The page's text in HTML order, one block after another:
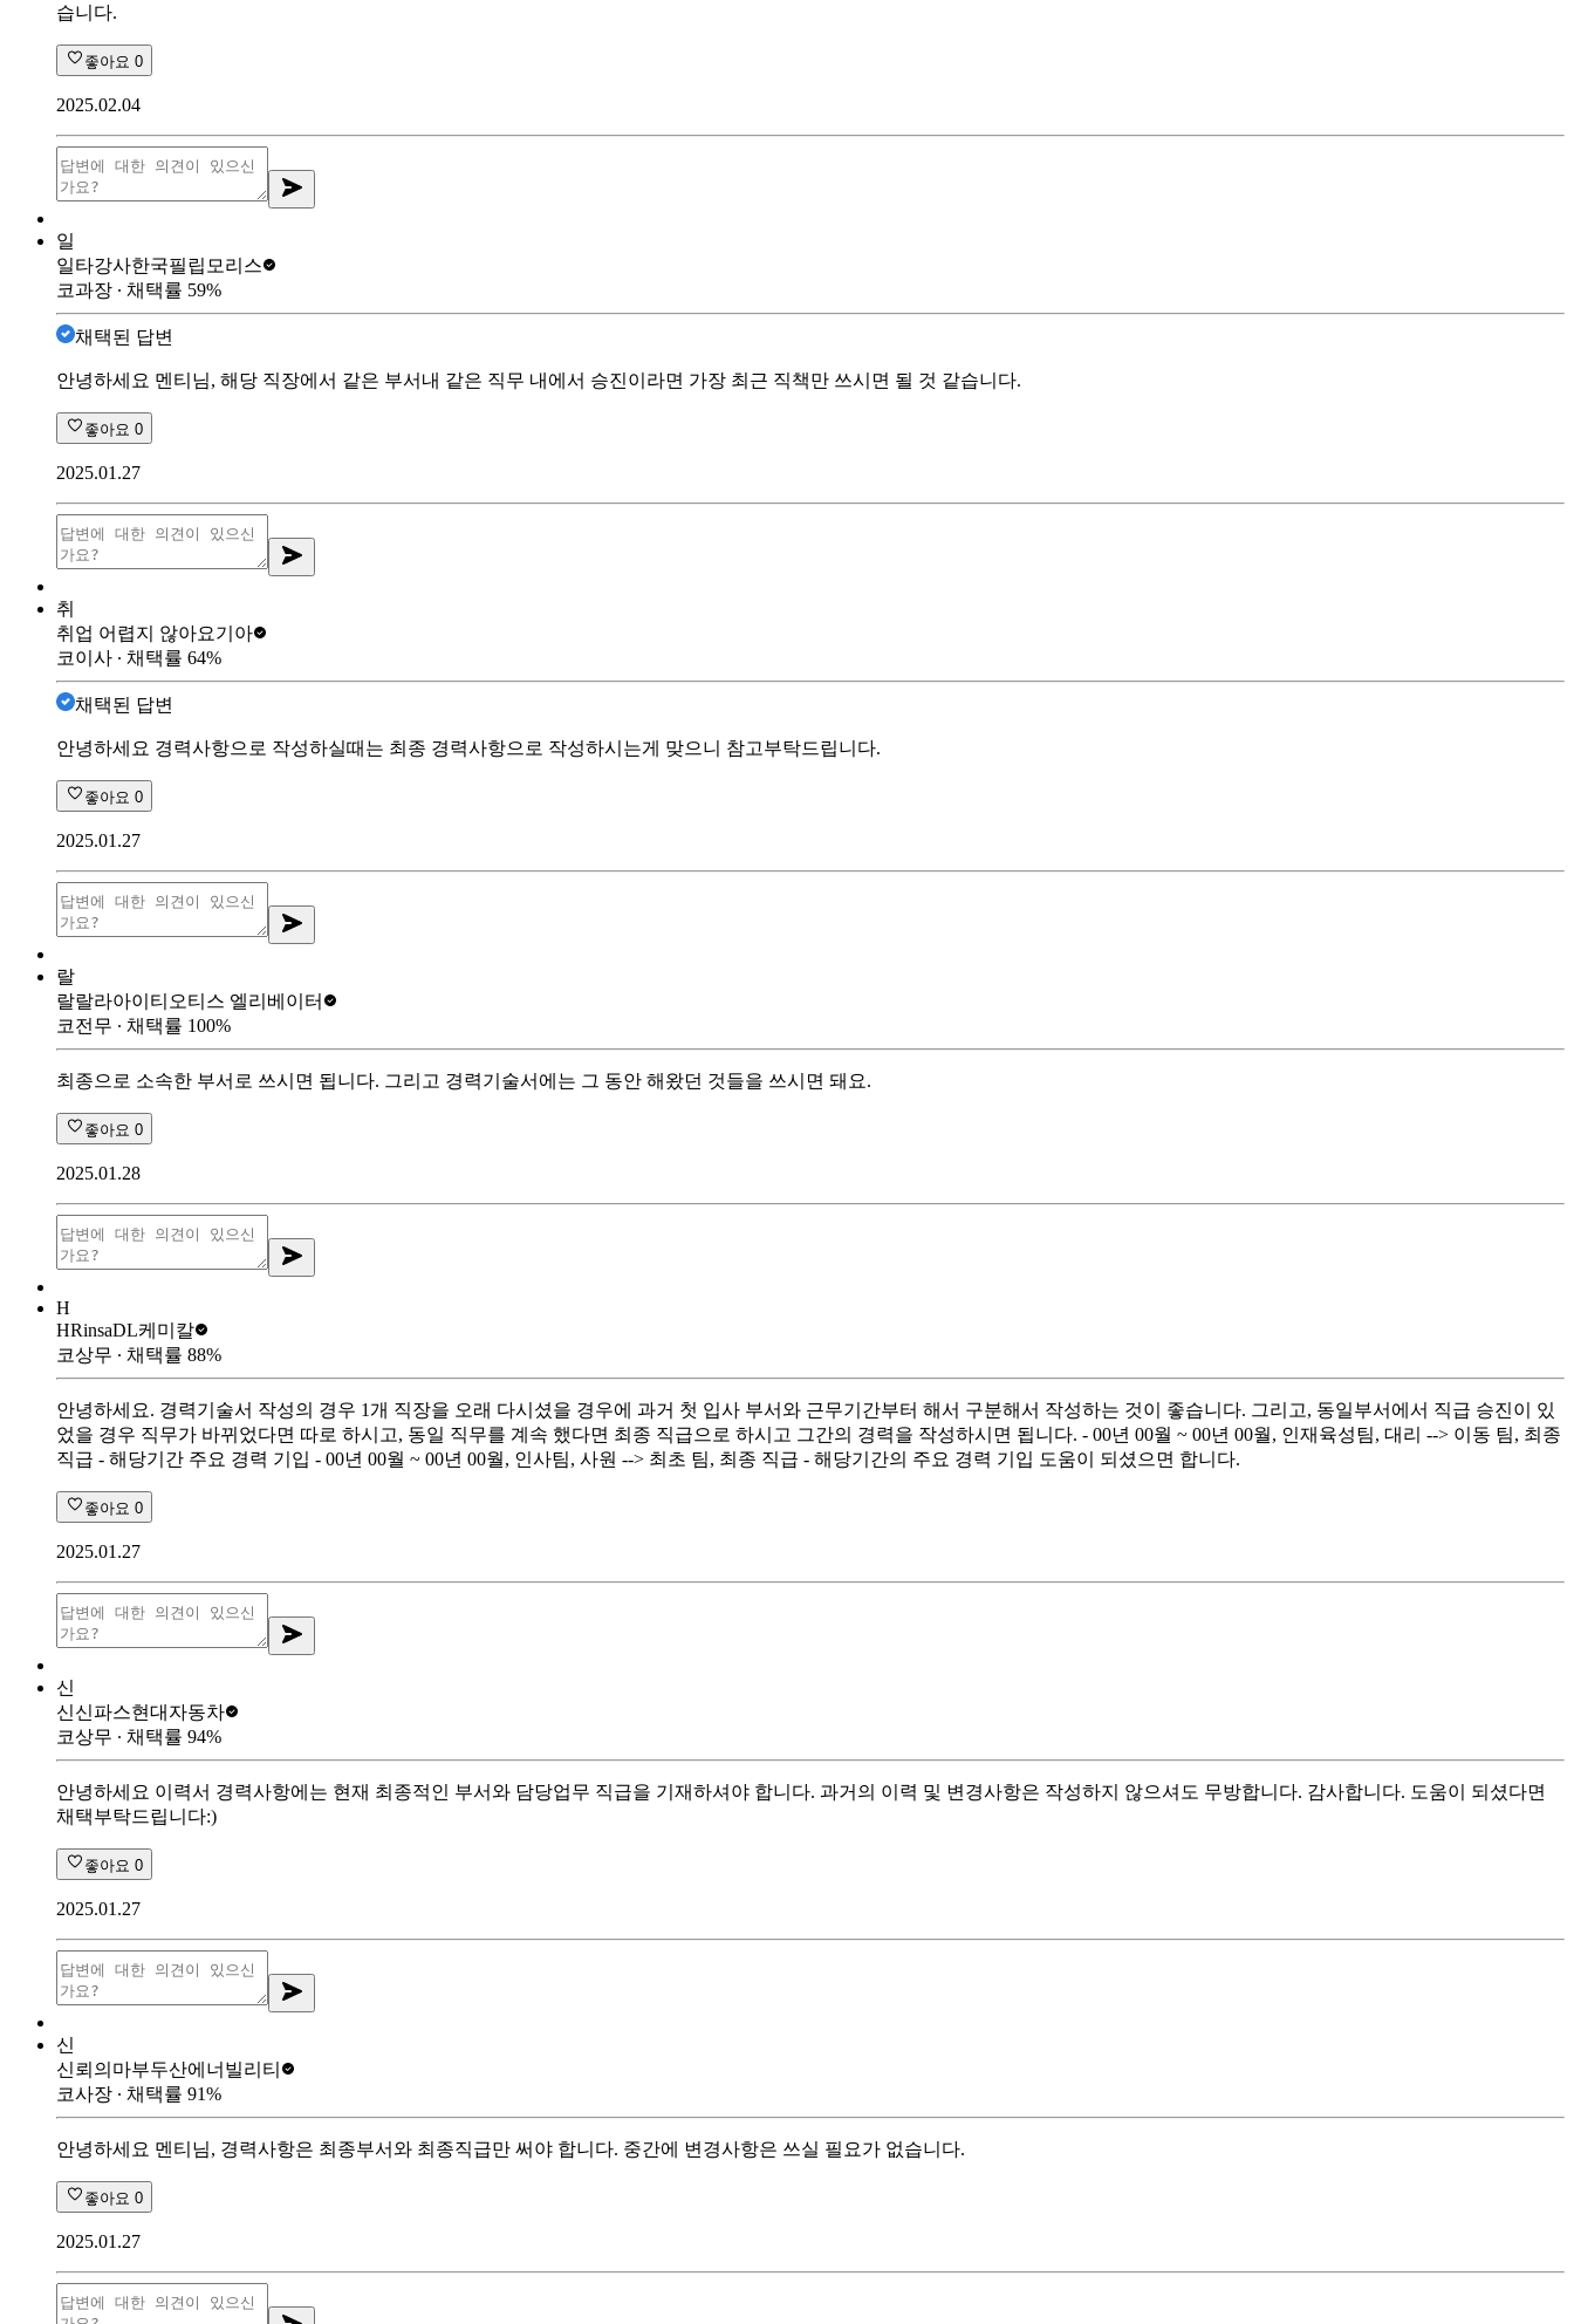
습니다.
좋아요 0
2025.02.04
일
일타강사한국필립모리스
코과장 ∙ 채택률 59%
채택된 답변
안녕하세요 멘티님, 해당 직장에서 같은 부서내 같은 직무 내에서 승진이라면 가장 최근 직책만 쓰시면 될 것 같습니다.
좋아요 0
2025.01.27
취
취업 어렵지 않아요기아
코이사 ∙ 채택률 64%
채택된 답변
안녕하세요 경력사항으로 작성하실때는 최종 경력사항으로 작성하시는게 맞으니 참고부탁드립니다.
좋아요 0
2025.01.27
랄
랄랄라아이티 오티스 엘리베이터
코전무 ∙ 채택률 100%
최종으로 소속한 부서로 쓰시면 됩니다. 그리고 경력기술서에는 그 동안 해왔던 것들을 쓰시면 돼요.
좋아요 0
2025.01.28
H
HRinsaDL케미칼
코상무 ∙ 채택률 88%
안녕하세요. 경력기술서 작성의 경우 1개 직장을 오래 다시셨을 경우에 과거 첫 입사 부서와 근무기간부터 해서 구분해서 작성하는 것이 좋습니다. 그리고, 동일부서에서 직급 승진이 있
었을 경우 직무가 바뀌었다면 따로 하시고, 동일 직무를 계속 했다면 최종 직급으로 하시고 그간의 경력을 작성하시면 됩니다. - 00년 00월 ~ 00년 00월, 인재육성팀, 대리 --> 이동 팀, 최종
직급 - 해당기간 주요 경력 기입 - 00년 00월 ~ 00년 00월, 인사팀, 사원 --> 최초 팀, 최종 직급 - 해당기간의 주요 경력 기입 도움이 되셨으면 합니다.
좋아요 0
2025.01.27
신
신신파스현대자동차
코상무 ∙ 채택률 94%
안녕하세요 이력서 경력사항에는 현재 최종적인 부서와 담당업무 직급을 기재하셔야 합니다. 과거의 이력 및 변경사항은 작성하지 않으셔도 무방합니다. 감사합니다. 도움이 되셨다면
채택부탁드립니다:)
좋아요 0
2025.01.27
신
신뢰의마부두산에너빌리티
코사장 ∙ 채택률 91%
안녕하세요 멘티님, 경력사항은 최종부서와 최종직급만 써야 합니다. 중간에 변경사항은 쓰실 필요가 없습니다.
좋아요 0
2025.01.27